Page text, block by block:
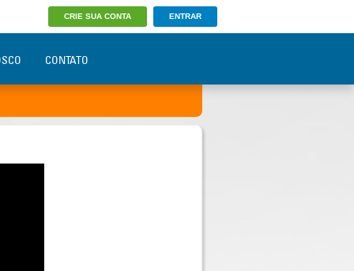
CRIE SUA CONTA ENTRAR
CONTATO